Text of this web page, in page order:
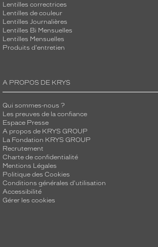
Lentilles correctrices
Lentilles de couleur
Lentilles Journalières
Lentilles Bi Mensuelles
Lentilles Mensuelles
Produits d'entretien
A PROPOS DE KRYS
Qui sommes-nous ?
Les preuves de la confiance
Espace Presse
A propos de KRYS GROUP
La Fondation KRYS GROUP
Recrutement
Charte de confidentialité
Mentions Légales
Politique des Cookies
Conditions générales d'utilisation
Accessibilité
Gérer les cookies